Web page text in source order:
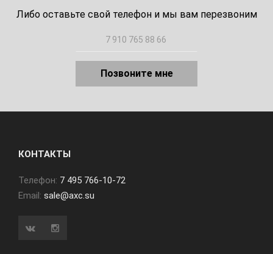
Либо оставьте свой телефон и мы вам перезвоним
Позвоните мне
КОНТАКТЫ
Телефон: 7 495 766-10-72
Email: sale@axc.su